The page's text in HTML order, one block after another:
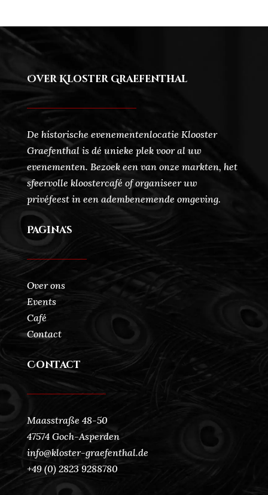
Over Kloster Graefenthal
De historische evenementenlocatie Klooster
Graefenthal is dé unieke plek voor al uw
evenementen. Bezoek een van onze markten, het
sfeervolle kloostercafé of organiseer uw
privéfeest in een adembenemende omgeving.
Pagina's
Over ons
Events
Café
Contact
Contact
Maasstraße 48-50
47574 Goch-Asperden
info@kloster-graefenthal.de
+49 (0) 2823 9288780